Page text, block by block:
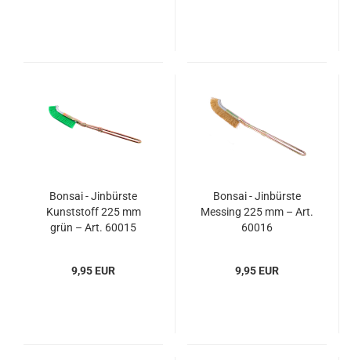
Bonsai - Jinbürste
Kunststoff 225 mm
grün – Art. 60015
9,95 EUR
Bonsai - Jinbürste
Messing 225 mm – Art.
60016
9,95 EUR